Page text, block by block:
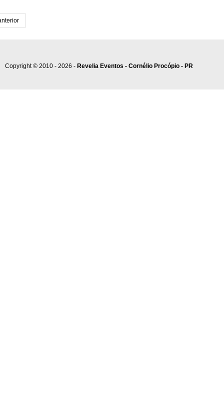
Copyright © 2010 - 2026 - Revelia Eventos - Cornélio Procópio - PR